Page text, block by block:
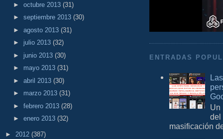
► octubre 2013 (31)
► septiembre 2013 (30)
► agosto 2013 (31)
► julio 2013 (32)
► junio 2013 (30)
► mayo 2013 (31)
► abril 2013 (30)
► marzo 2013 (31)
► febrero 2013 (28)
► enero 2013 (32)
► 2012 (387)
ENTRADAS
Un
del
masificación